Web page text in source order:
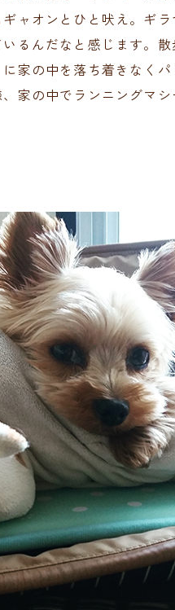
ャオンとひと吠え。ギ
るんだなと感じます。
家の中を落ち着きなく
家の中でランニングマ